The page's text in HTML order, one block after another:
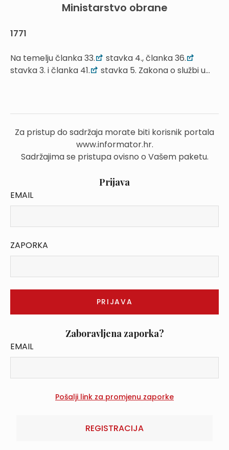
Ministarstvo obrane
1771
Na temelju članka 33.
stavka 4., članka 36.
stavka 3. i članka 41.
stavka 5. Zakona o službi u...
Za pristup do sadržaja morate biti korisnik portala
www.informator.hr.
Sadržajima se pristupa ovisno o Vašem paketu.
Prijava
EMAIL
ZAPORKA
Zaboravljena zaporka?
EMAIL
REGISTRACIJA